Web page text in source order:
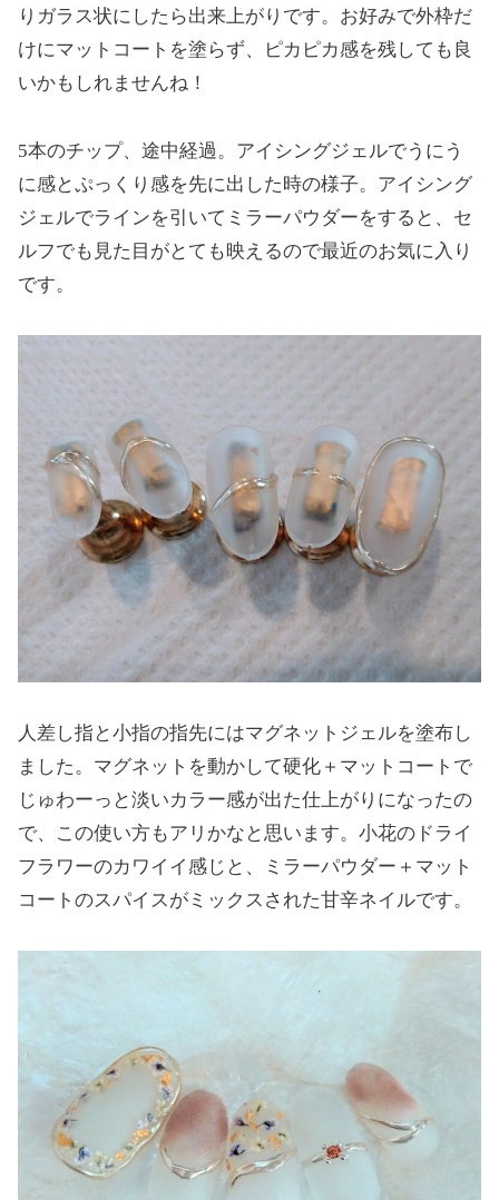
りガラス状にしたら出来上がりです。お好みで外枠だ
けにマットコートを塗らず、ピカピカ感を残しても良
いかもしれませんね！
5本のチップ、途中経過。アイシングジェルでうにう
に感とぷっくり感を先に出した時の様子。アイシング
ジェルでラインを引いてミラーパウダーをすると、セ
ルフでも見た目がとても映えるので最近のお気に入り
です。
人差し指と小指の指先にはマグネットジェルを塗布し
ました。マグネットを動かして硬化＋マットコートで
じゅわーっと淡いカラー感が出た仕上がりになったの
で、この使い方もアリかなと思います。小花のドライ
フラワーのカワイイ感じと、ミラーパウダー＋マット
コートのスパイスがミックスされた甘辛ネイルです。